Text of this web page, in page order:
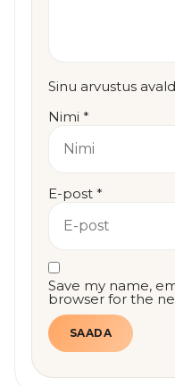
Sinu arvustus
Nimi *
E-post *
Save my name,
browser for the